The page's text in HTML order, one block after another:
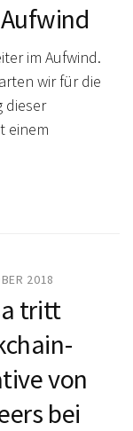
im Aufwind.
wir für die
dieser
einem
2018
tritt
von
bei